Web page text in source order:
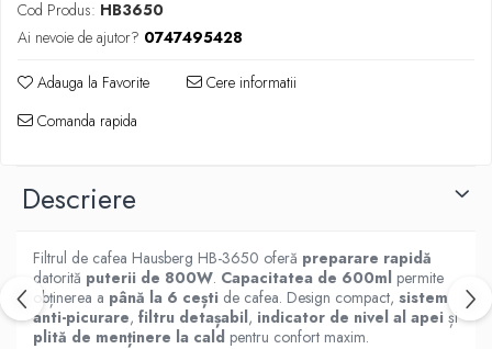
Cod Produs: HB3650
Ai nevoie de ajutor? 0747495428
Adauga la Favorite
Cere informatii
Comanda rapida
Descriere
Filtrul de cafea Hausberg HB-3650 oferă preparare rapidă
datorită puterii de 800W. Capacitatea de 600ml permite
obținerea a până la 6 cești de cafea. Design compact, sistem
anti-picurare, filtru detașabil, indicator de nivel al apei și
plită de menținere la cald pentru confort maxim.